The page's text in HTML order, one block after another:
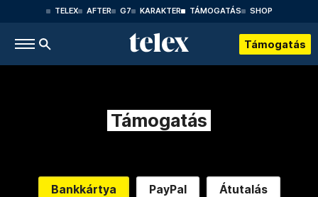
TELEX AFTER G7 KARAKTER TÁMOGATÁS SHOP
Támogatás
Támogatás
Bankkártya PayPal Átutalás